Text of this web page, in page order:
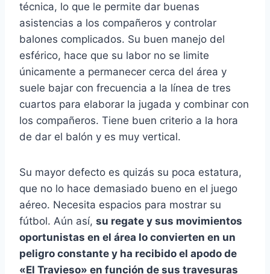
técnica, lo que le permite dar buenas
asistencias a los compañeros y controlar
balones complicados. Su buen manejo del
esférico, hace que su labor no se limite
únicamente a permanecer cerca del área y
suele bajar con frecuencia a la línea de tres
cuartos para elaborar la jugada y combinar con
los compañeros. Tiene buen criterio a la hora
de dar el balón y es muy vertical.
Su mayor defecto es quizás su poca estatura,
que no lo hace demasiado bueno en el juego
aéreo. Necesita espacios para mostrar su
fútbol. Aún así, su regate y sus movimientos
oportunistas en el área lo convierten en un
peligro constante y ha recibido el apodo de
«El Travieso» en función de sus travesuras